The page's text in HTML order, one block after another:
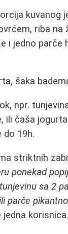
kuvanog
riba na
i jedno parče
šaka
npr.
ili čaša
do 19h.
striktnih
ponekad
sa 2
parče
jedna korisnica.